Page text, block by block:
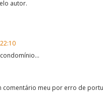
autor.
comentário meu por erro de